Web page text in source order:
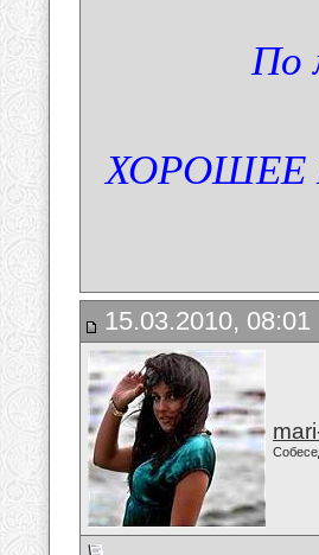
По
ХОРОШЕЕ
15.03.2010, 08:01